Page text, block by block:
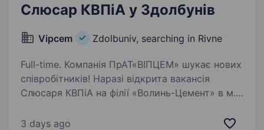
Слюсар КВПіА у Здолбунів
Vipcem Zdolbuniv, searching in Rivne
Full-time. Компанія ПрАТ«ВІПЦЕМ» шукає нових
співробітників! Наразі відкрита вакансія
Слюсаря КВПіА на філії «Волинь-Цемент» в м.
та безперебійної роботи всіх контрольно-
3 days ago